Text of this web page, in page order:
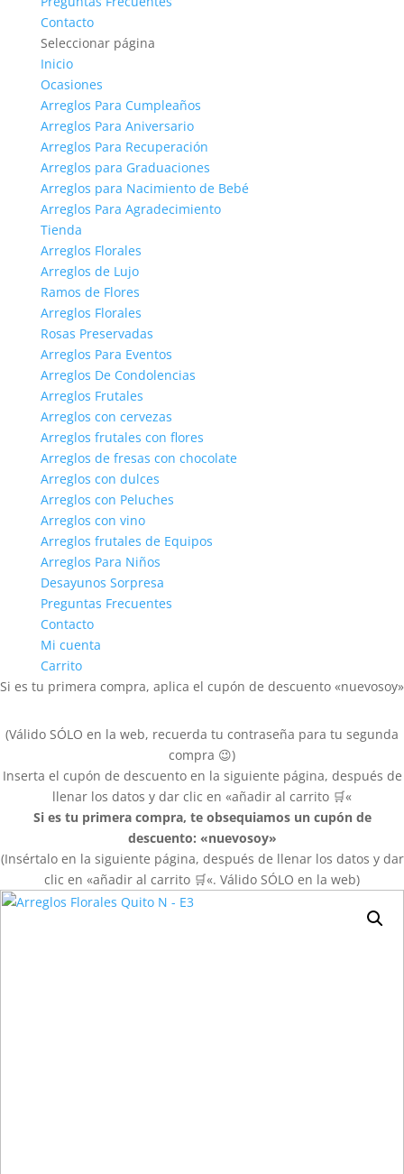
Contacto
Seleccionar página
Inicio
Ocasiones
Arreglos Para Cumpleaños
Arreglos Para Aniversario
Arreglos Para Recuperación
Arreglos para Graduaciones
Arreglos para Nacimiento de Bebé
Arreglos Para Agradecimiento
Tienda
Arreglos Florales
Arreglos de Lujo
Ramos de Flores
Arreglos Florales
Rosas Preservadas
Arreglos Para Eventos
Arreglos De Condolencias
Arreglos Frutales
Arreglos con cervezas
Arreglos frutales con flores
Arreglos de fresas con chocolate
Arreglos con dulces
Arreglos con Peluches
Arreglos con vino
Arreglos frutales de Equipos
Arreglos Para Niños
Desayunos Sorpresa
Preguntas Frecuentes
Contacto
Mi cuenta
Carrito
Si es tu primera compra, aplica el cupón de descuento «nuevosoy»
(Válido SÓLO en la web, recuerda tu contraseña para tu segunda
compra 😉)
Inserta el cupón de descuento en la siguiente página, después de
llenar los datos y dar clic en «añadir al carrito 🛒«
Si es tu primera compra, te obsequiamos un cupón de
descuento: «nuevosoy»
(Insértalo en la siguiente página, después de llenar los datos y dar
clic en «añadir al carrito 🛒«. Válido SÓLO en la web)